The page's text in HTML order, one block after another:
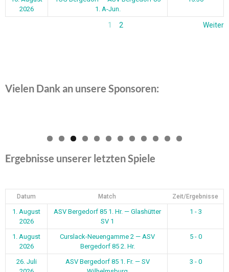
2026
1. A-Jun.
1 2 Weiter
Vielen Dank an unsere Sponsoren:
0 1 2
Ergebnisse unserer letzten Spiele
Datum Match Zeit/Ergebnisse
1. August
2026
ASV Bergedorf 85 1. Hr. — Glashütter
SV 1
1 - 3
1. August
2026
Curslack-Neuengamme 2 — ASV
Bergedorf 85 2. Hr.
5 - 0
26. Juli
ASV Bergedorf 85 1. Fr. — SV
3 - 0